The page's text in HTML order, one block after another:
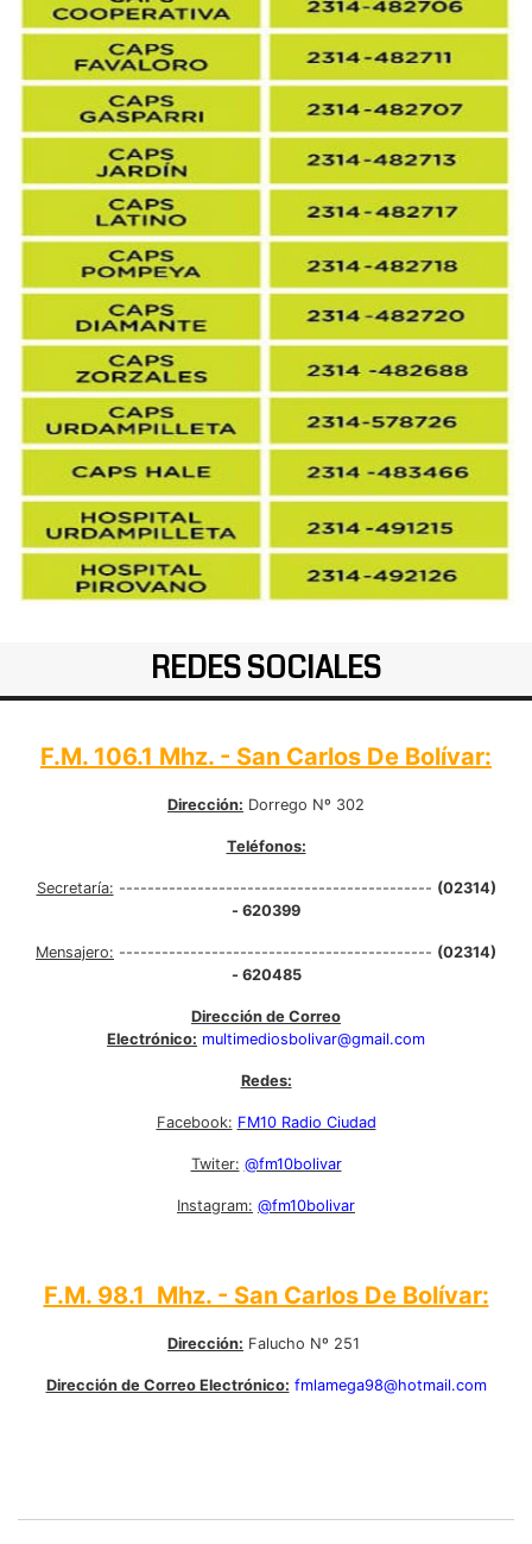
REDES SOCIALES
F.M. 106.1 Mhz. - San Carlos De Bolívar:
Dirección: Dorrego Nº 302
Teléfonos:
Secretaría: -------------------------------------------- (02314)
- 620399
Mensajero: -------------------------------------------- (02314)
- 620485
Dirección de Correo
Electrónico: multimediosbolivar@gmail.com
Redes:
Facebook: FM10 Radio Ciudad
Twiter: @fm10bolivar
Instagram: @fm10bolivar
F.M. 98.1 Mhz. - San Carlos De Bolívar:
Dirección: Falucho Nº 251
Dirección de Correo Electrónico: fmlamega98@hotmail.com